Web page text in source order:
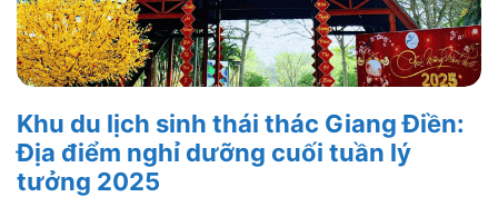
Khu du lịch sinh thái thác Giang Điền:
Địa điểm nghỉ dưỡng cuối tuần lý
tưởng 2025